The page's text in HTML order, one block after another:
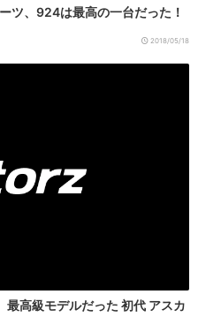
ツ、924は最高の一台だった！
2018/05/18
高級モデルだった 初代 アスカ